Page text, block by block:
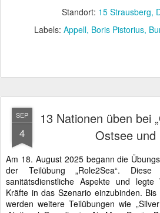
Standort: 15 Strausberg,
Labels: Appell Boris Pistorius
SEP
4
13 Nationen üben bei
Ostsee und
Am 18. August 2025 begann die
der Teilübung „Role2Sea“.
sanitätsdienstliche Aspekte und
Kräfte in das Szenario einzubinden.
werden weitere Teilübungen wie